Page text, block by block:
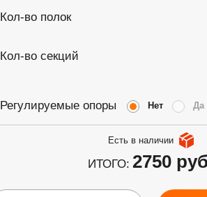
Кол-во полок
Кол-во секций
Регулируемые опоры Нет Да
Есть в наличии
ИТОГО: 2750